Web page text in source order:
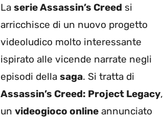
La serie Assassin’s Creed si
arricchisce di un nuovo progetto
videoludico molto interessante
ispirato alle vicende narrate negli
episodi della saga. Si tratta di
Assassin’s Creed: Project Legacy,
un videogioco onlineannunciato